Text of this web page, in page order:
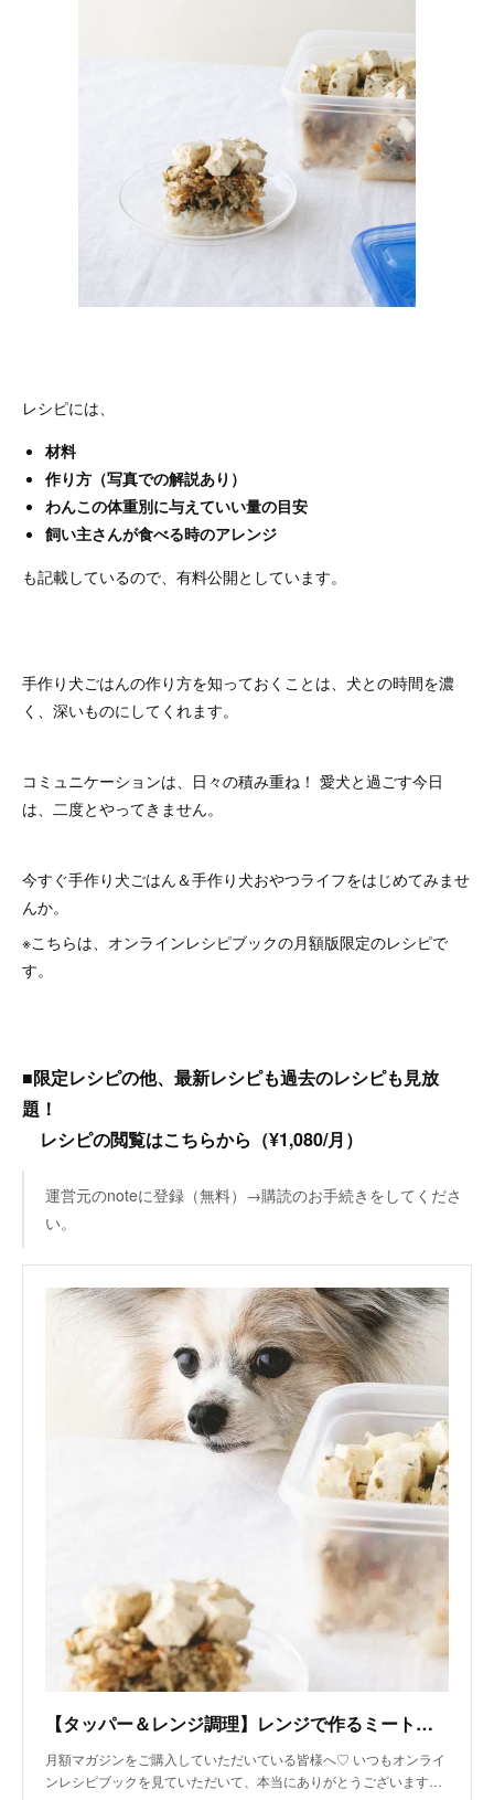
レシピには、
材料
作り方（写真での解説あり）
わんこの体重別に与えていい量の目安
飼い主さんが食べる時のアレンジ
も記載しているので、有料公開としています。
手作り犬ごはんの作り方を知っておくことは、犬との時間を濃
く、深いものにしてくれます。
コミュニケーションは、日々の積み重ね！ 愛犬と過ごす今日
は、二度とやってきません。
今すぐ手作り犬ごはん＆手作り犬おやつライフをはじめてみませ
んか。
※こちらは、オンラインレシピブックの月額版限定のレシピで
す。
■限定レシピの他、最新レシピも過去のレシピも見放
題！
レシピの閲覧はこちらから（¥1,080/月）
運営元のnoteに登録（無料）→購読のお手続きをしてくださ
い。
【タッパー＆レンジ調理】レンジで作るミートドリア（月額限定♡手作り犬ごはんレシピ）｜いちかわあやこ（犬ごはん先生）｜note
月額マガジンをご購入していただいている皆様へ♡ いつもオンライ
ンレシピブックを見ていただいて、本当にありがとうございます…